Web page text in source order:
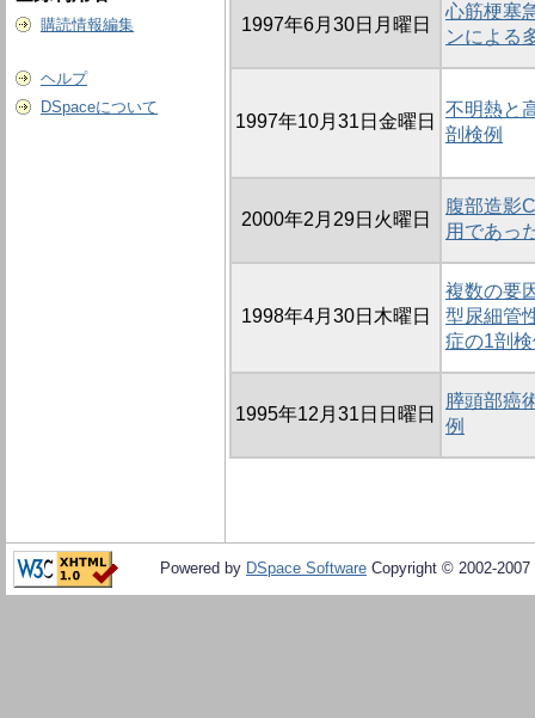
購読情報編集
ヘルプ
DSpaceについて
1997年6月30日月曜日
心筋梗塞
ンによる
1997年10月31日金曜日
不明熱と
剖検例
2000年2月29日火曜日
腹部造影
用であっ
1998年4月30日木曜日
複数の要
型尿細管
症の1剖
1995年12月31日日曜日
膵頭部癌
例
Powered by DSpace Software Copyright © 2002-2007